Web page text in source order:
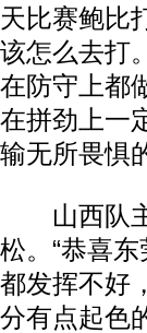
天比赛鲍比
该怎么去打
在防守上都
在拼劲上一
输无所畏惧
山西队主
松。“恭喜
都发挥不好
分有点起色